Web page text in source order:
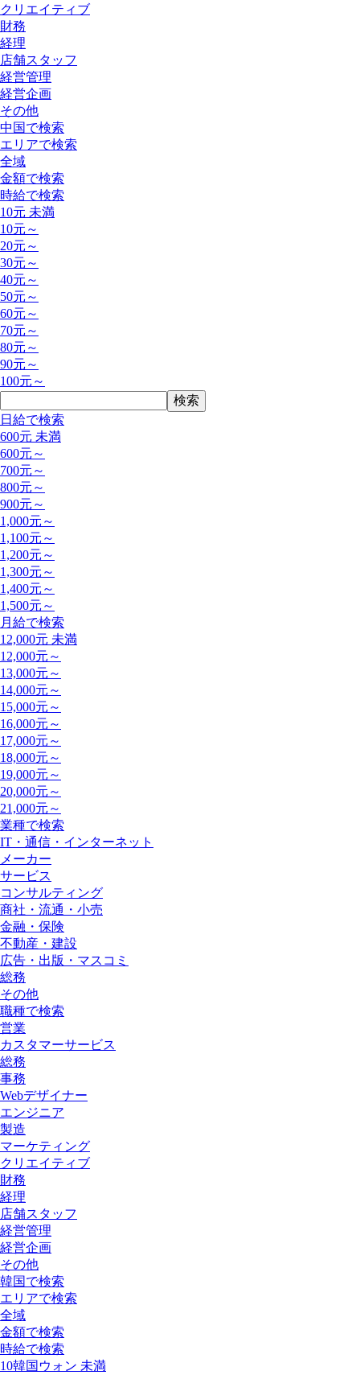
クリエイティブ
財務
経理
店舗スタッフ
経営管理
経営企画
その他
中国で検索
エリアで検索
全域
金額で検索
時給で検索
10元 未満
10元～
20元～
30元～
40元～
50元～
60元～
70元～
80元～
90元～
100元～
日給で検索
600元 未満
600元～
700元～
800元～
900元～
1,000元～
1,100元～
1,200元～
1,300元～
1,400元～
1,500元～
月給で検索
12,000元 未満
12,000元～
13,000元～
14,000元～
15,000元～
16,000元～
17,000元～
18,000元～
19,000元～
20,000元～
21,000元～
業種で検索
IT・通信・インターネット
メーカー
サービス
コンサルティング
商社・流通・小売
金融・保険
不動産・建設
広告・出版・マスコミ
総務
その他
職種で検索
営業
カスタマーサービス
総務
事務
Webデザイナー
エンジニア
製造
マーケティング
クリエイティブ
財務
経理
店舗スタッフ
経営管理
経営企画
その他
韓国で検索
エリアで検索
全域
金額で検索
時給で検索
10韓国ウォン 未満